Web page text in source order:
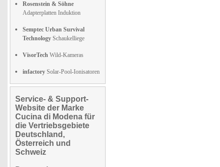
Rosenstein & Söhne
Adapterplatten Induktion
Semptec Urban Survival
Technology Schaukelliege
VisorTech Wild-Kameras
infactory Solar-Pool-Ionisatoren
Service- & Support-
Website der Marke
Cucina di Modena für
die Vertriebsgebiete
Deutschland,
Österreich und
Schweiz